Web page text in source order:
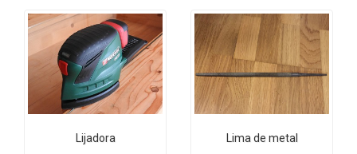
Lijadora Lima de metal